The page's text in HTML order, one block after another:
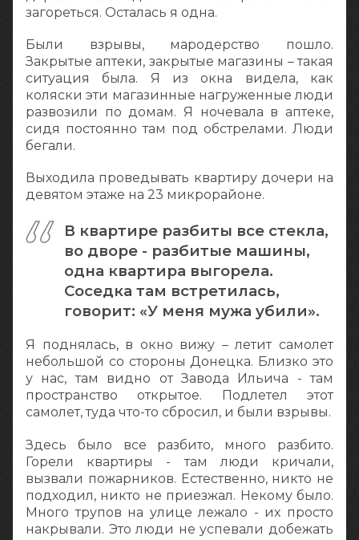
загореться. Осталась я одна.
Были взрывы, мародерство пошло.
Закрытые аптеки, закрытые магазины – такая
ситуация была. Я из окна видела, как
коляски эти магазинные нагруженные люди
развозили по домам. Я ночевала в аптеке,
сидя постоянно там под обстрелами. Люди
бегали.
Выходила проведывать квартиру дочери на
девятом этаже на 23 микрорайоне.
В квартире разбиты все стекла,
во дворе - разбитые машины,
одна квартира выгорела.
Соседка там встретилась,
говорит: «У меня мужа убили».
Я поднялась, в окно вижу – летит самолет
небольшой со стороны Донецка. Близко это
у нас, там видно от Завода Ильича - там
пространство открытое. Подлетел этот
самолет, туда что-то сбросил, и были взрывы.
Здесь было все разбито, много разбито.
Горели квартиры - там люди кричали,
вызвали пожарников. Естественно, никто не
подходил, никто не приезжал. Некому было.
Много трупов на улице лежало - их просто
накрывали. Это люди не успевали добежать